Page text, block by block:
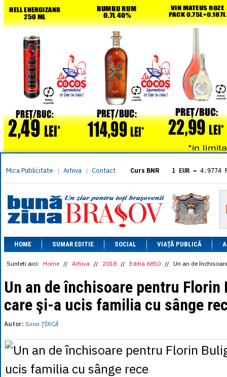
Mica Publicitate | Arhiva | Contact Curs BNR 1 EUR = 4.9774
= 5.8304
1 XAU= 464.4611
1 AED= 1.1933
1 AUD= 2.7957
1 BGN= 2.5449
1 CAD= 3.1559
1 CHF= 5.2813
1 CNY = 0.6015
1 DKK= 0.6668
1 EGP= 0.0860
1 HUF
1 INR= 0.0513
1 MXN= 0.2227
1 NOK= 0.4191
HOME SUMAR EDITIE SOCIAL VIAȚĂ PUBLICĂ
Sunteti aici: Home // Arhiva // 2018 // Editia 6850 // Un an de
Un an de închisoare pentru Florin
care şi-a ucis familia cu sânge
Autor: Sorin ŢÎRCĂ